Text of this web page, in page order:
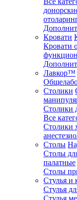
Кровати
Кровати
Лавкор™
Столики
Столики
Все
Столики
Столы
Столы
палатные
Столы
Стулья и
Стулья
Стулья